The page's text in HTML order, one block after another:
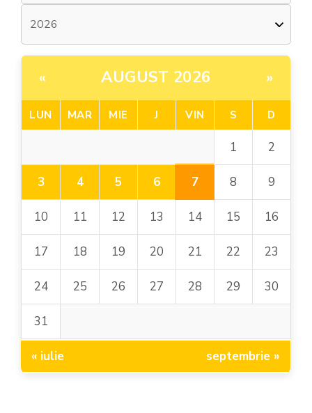
« AUGUST 2026 »
LUN MAR MIE J VIN S D
1 2
3 4 5 6 7 8 9
10 11 12 13 14 15 16
17 18 19 20 21 22 23
24 25 26 27 28 29 30
31
« iulie septembrie »